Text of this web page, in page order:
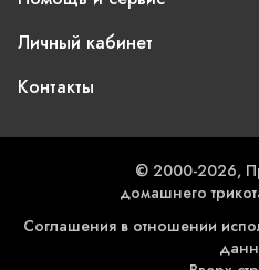
Личный кабинет
Контакты
© 2000-2026,
домашнего
Соглашения в отношении